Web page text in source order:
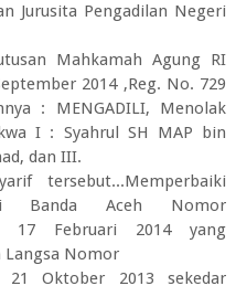
Jurusita Pengadilan Negeri
Mahkamah Agung RI
2014 ,Reg. No. 729
: MENGADILI, Menolak
I : Syahrul SH MAP bin
dan III.
tersebut...Memperbaiki
Banda Aceh Nomor
17 Februari 2014 yang
Langsa Nomor
21 Oktober 2013 sekedar